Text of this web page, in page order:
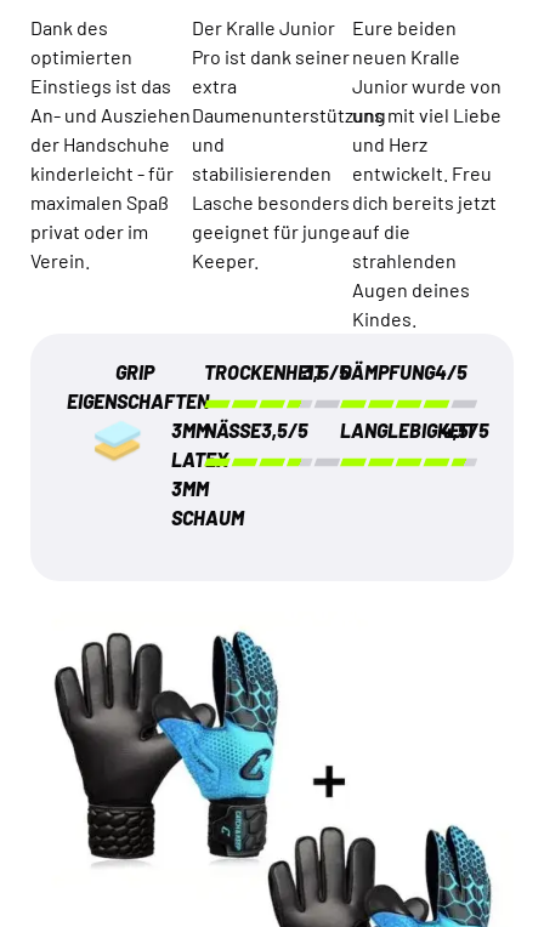
Dank des
optimierten
Einstiegs ist das
An- und Ausziehen
der Handschuhe
kinderleicht - für
maximalen Spaß
privat oder im
Verein.
Der Kralle Junior
Pro ist dank seiner
extra
Daumenunterstützung
und
stabilisierenden
Lasche besonders
geeignet für junge
Keeper.
Eure beiden
neuen Kralle
Junior wurde von
uns mit viel Liebe
und Herz
entwickelt. Freu
dich bereits jetzt
auf die
strahlenden
Augen deines
Kindes.
GRIP
EIGENSCHAFTEN
3MM
LATEX
3MM
SCHAUM
TROCKENHEIT3,5/5
NÄSSE3,5/5
DÄMPFUNG4/5
LANGLEBIGKEIT
4,5/5